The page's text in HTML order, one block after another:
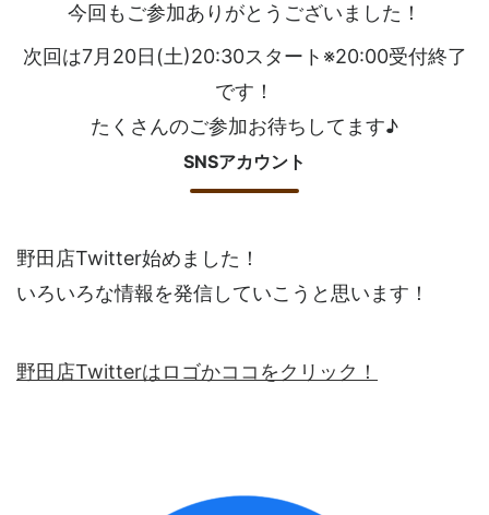
今回もご参加ありがとうございました！
次回は7月20日(土)20:30スタート※20:00受付終了
です！
たくさんのご参加お待ちしてます♪
SNSアカウント
野田店Twitter始めました！
いろいろな情報を発信していこうと思います！
野田店Twitterはロゴかココをクリック！